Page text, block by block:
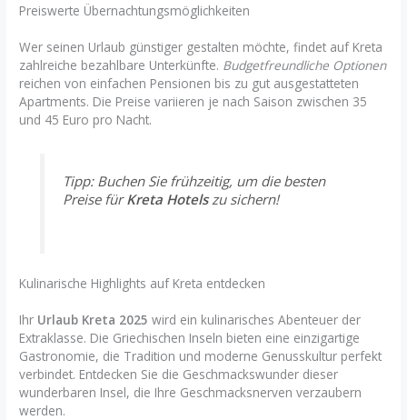
Preiswerte Übernachtungsmöglichkeiten
Wer seinen Urlaub günstiger gestalten möchte, findet auf Kreta
zahlreiche bezahlbare Unterkünfte. Budgetfreundliche Optionen
reichen von einfachen Pensionen bis zu gut ausgestatteten
Apartments. Die Preise variieren je nach Saison zwischen 35
und 45 Euro pro Nacht.
Tipp: Buchen Sie frühzeitig, um die besten
Preise fürKreta Hotelszu sichern!
Kulinarische Highlights auf Kreta entdecken
Ihr Urlaub Kreta 2025 wird ein kulinarisches Abenteuer der
Extraklasse. Die Griechischen Inseln bieten eine einzigartige
Gastronomie, die Tradition und moderne Genusskultur perfekt
verbindet. Entdecken Sie die Geschmackswunder dieser
wunderbaren Insel, die Ihre Geschmacksnerven verzaubern
werden.